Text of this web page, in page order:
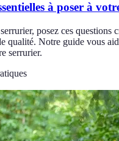
à poser à
posez ces questions
qualité. Notre guide vous
serrurier.